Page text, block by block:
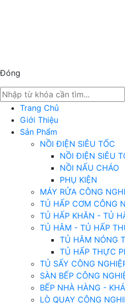
Đóng
Trang Chủ
Giới Thiệu
Sản Phẩm
NỒI ĐIỆN SIÊU TỐC
NỒI ĐIỆN SIÊU
NỒI NẤU CHÁO
PHỤ KIỆN
MÁY RỬA CÔNG
TỦ HẤP CƠM CÔNG
TỦ HẤP KHĂN - TỦ
TỦ HÂM - TỦ HẤP
TỦ HÂM NÓNG
TỦ HẤP THỰC
TỦ SẤY CÔNG
SÀN BẾP CÔNG
BẾP NHÀ HÀNG -
LÒ QUAY CÔNG